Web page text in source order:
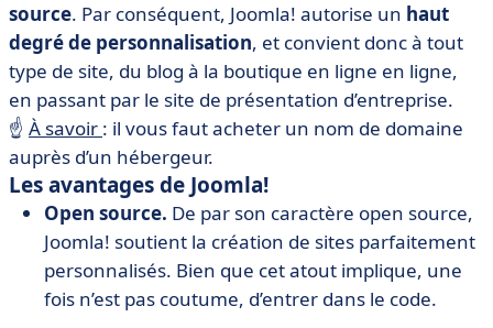
source. Par conséquent, Joomla! autorise un haut
degré de personnalisation, et convient donc à tout
type de site, du blog à la boutique en ligne en ligne,
en passant par le site de présentation d’entreprise.
☝️ À savoir : il vous faut acheter un nom de domaine
auprès d’un hébergeur.
Les avantages de Joomla!
Open source. De par son caractère open source,
Joomla! soutient la création de sites parfaitement
personnalisés. Bien que cet atout implique, une
fois n’est pas coutume, d’entrer dans le code.